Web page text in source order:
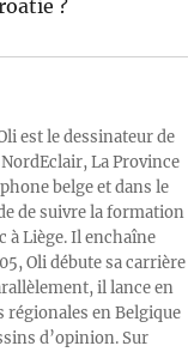
?
est le dessinateur de
La Province
belge et dans le
de suivre la formation
Liège. Il enchaîne
Oli débute sa carrière
il lance en
régionales en Belgique
d’opinion. Sur